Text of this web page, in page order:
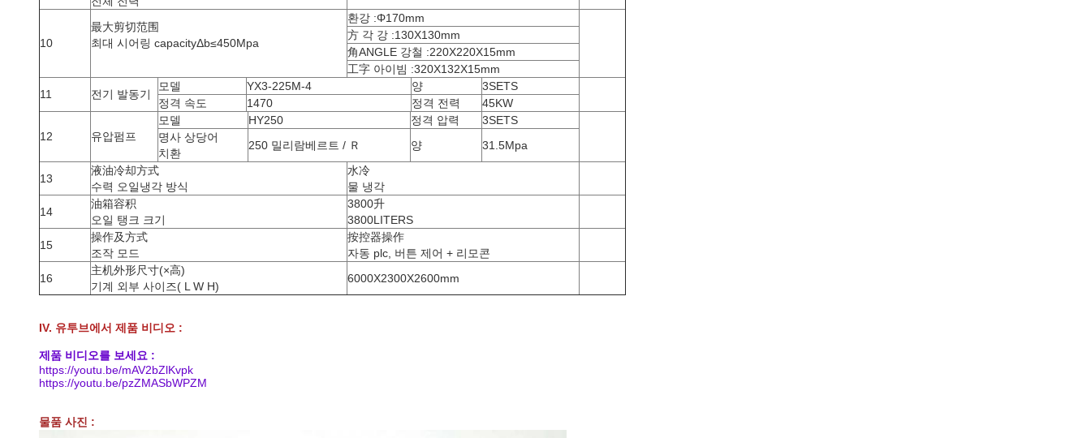
10
最大剪切范围
최대 시어링 capacityΔb≤450Mpa
환강 :Φ170mm
方 각 강 :130X130mm
角ANGLE 강철 :220X220X15mm
工字 아이빔 :320X132X15mm
11
전기 발동기
모델 YX3-225M-4 양
3SETS
정격 속도
1470 정격 전력 45KW
12 유압펌프
모델 HY250 정격 압력
3SETS
명사 상당어
치환
250 밀리람베르트 / Ｒ 양 31.5Mpa
13
液油冷却方式
수력 오일냉각 방식
水冷
물 냉각
14
油箱容积
오일 탱크 크기
3800升
3800LITERS
15
操作及方式
조작 모드
按控器操作
자동 plc, 버튼 제어 + 리모콘
16
主机外形尺寸(×高)
기계 외부 사이즈( L W H)
6000X2300X2600mm
IV. 유투브에서 제품 비디오 :
제품 비디오를 보세요 :
https://youtu.be/mAV2bZlKvpk
https://youtu.be/pzZMASbWPZM
물품 사진 :